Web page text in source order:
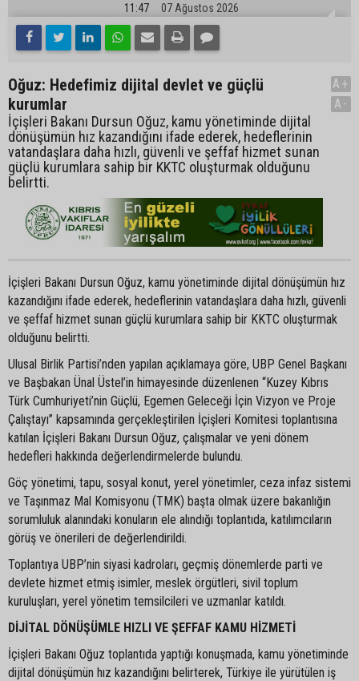
11:47 07 Ağustos 2026
Oğuz: Hedefimiz dijital devlet ve güçlü
kurumlar
İçişleri Bakanı Dursun Oğuz, kamu yönetiminde dijital
dönüşümün hız kazandığını ifade ederek, hedeflerinin
vatandaşlara daha hızlı, güvenli ve şeffaf hizmet sunan
güçlü kurumlara sahip bir KKTC oluşturmak olduğunu
belirtti.
A+
A-
İçişleri Bakanı Dursun Oğuz, kamu yönetiminde dijital dönüşümün hız
kazandığını ifade ederek, hedeflerinin vatandaşlara daha hızlı, güvenli
ve şeffaf hizmet sunan güçlü kurumlara sahip bir KKTC oluşturmak
olduğunu belirtti.
Ulusal Birlik Partisi’nden yapılan açıklamaya göre, UBP Genel Başkanı
ve Başbakan Ünal Üstel’in himayesinde düzenlenen “Kuzey Kıbrıs
Türk Cumhuriyeti’nin Güçlü, Egemen Geleceği İçin Vizyon ve Proje
Çalıştayı” kapsamında gerçekleştirilen İçişleri Komitesi toplantısına
katılan İçişleri Bakanı Dursun Oğuz, çalışmalar ve yeni dönem
hedefleri hakkında değerlendirmelerde bulundu.
Göç yönetimi, tapu, sosyal konut, yerel yönetimler, ceza infaz sistemi
ve Taşınmaz Mal Komisyonu (TMK) başta olmak üzere bakanlığın
sorumluluk alanındaki konuların ele alındığı toplantıda, katılımcıların
görüş ve önerileri de değerlendirildi.
Toplantıya UBP’nin siyasi kadroları, geçmiş dönemlerde parti ve
devlete hizmet etmiş isimler, meslek örgütleri, sivil toplum
kuruluşları, yerel yönetim temsilcileri ve uzmanlar katıldı.
DİJİTAL DÖNÜŞÜMLE HIZLI VE ŞEFFAF KAMU HİZMETİ
İçişleri Bakanı Oğuz toplantıda yaptığı konuşmada, kamu yönetiminde
dijital dönüşümün hız kazandığını belirterek, Türkiye ile yürütülen iş